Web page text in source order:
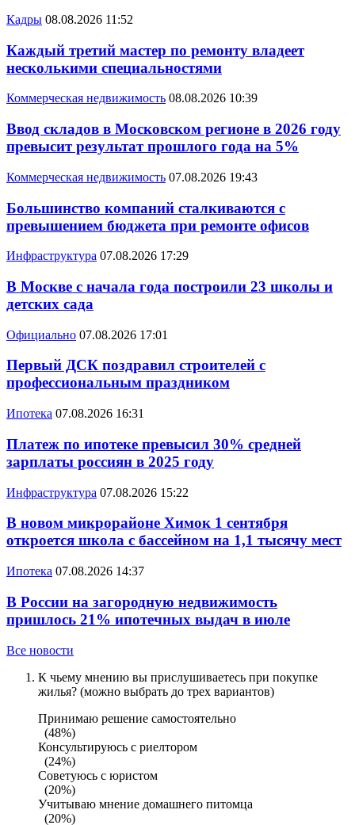
Кадры 08.08.2026 11:52
Каждый третий мастер по ремонту владеет
несколькими специальностями
Коммерческая недвижимость 08.08.2026 10:39
Ввод складов в Московском регионе в 2026 году
превысит результат прошлого года на 5%
Коммерческая недвижимость 07.08.2026 19:43
Большинство компаний сталкиваются с
превышением бюджета при ремонте офисов
Инфраструктура 07.08.2026 17:29
В Москве с начала года построили 23 школы и
детских сада
Официально 07.08.2026 17:01
Первый ДСК поздравил строителей с
профессиональным праздником
Ипотека 07.08.2026 16:31
Платеж по ипотеке превысил 30% средней
зарплаты россиян в 2025 году
Инфраструктура 07.08.2026 15:22
В новом микрорайоне Химок 1 сентября
откроется школа с бассейном на 1,1 тысячу мест
Ипотека 07.08.2026 14:37
В России на загородную недвижимость
пришлось 21% ипотечных выдач в июле
Все новости
К чьему мнению вы прислушиваетесь при покупке
жилья? (можно выбрать до трех вариантов)
Принимаю решение самостоятельно
(48%)
Консультируюсь с риелтором
(24%)
Советуюсь с юристом
(20%)
Учитываю мнение домашнего питомца
(20%)